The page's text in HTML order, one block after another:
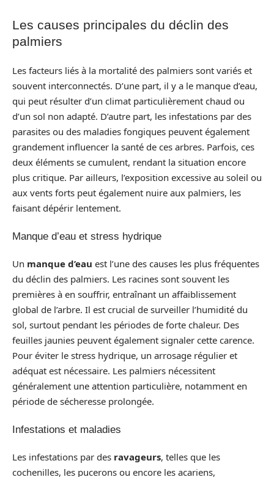
Les causes principales du déclin des
palmiers
Les facteurs liés à la mortalité des palmiers sont variés et
souvent interconnectés. D’une part, il y a le manque d’eau,
qui peut résulter d’un climat particulièrement chaud ou
d’un sol non adapté. D’autre part, les infestations par des
parasites ou des maladies fongiques peuvent également
grandement influencer la santé de ces arbres. Parfois, ces
deux éléments se cumulent, rendant la situation encore
plus critique. Par ailleurs, l’exposition excessive au soleil ou
aux vents forts peut également nuire aux palmiers, les
faisant dépérir lentement.
Manque d’eau et stress hydrique
Un manque d’eau est l’une des causes les plus fréquentes
du déclin des palmiers. Les racines sont souvent les
premières à en souffrir, entraînant un affaiblissement
global de l’arbre. Il est crucial de surveiller l’humidité du
sol, surtout pendant les périodes de forte chaleur. Des
feuilles jaunies peuvent également signaler cette carence.
Pour éviter le stress hydrique, un arrosage régulier et
adéquat est nécessaire. Les palmiers nécessitent
généralement une attention particulière, notamment en
période de sécheresse prolongée.
Infestations et maladies
Les infestations par des ravageurs, telles que les
cochenilles, les pucerons ou encore les acariens,